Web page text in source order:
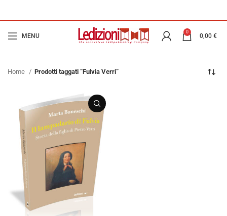
MENU
0
0,00 €
Home Prodotti taggati “Fulvia Verri”